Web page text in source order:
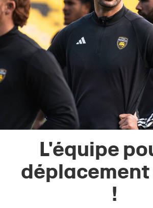
L'équipe
déplacement
!